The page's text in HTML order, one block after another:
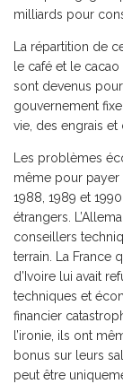
milliards pour
La répartition de
le café et le cacao
sont devenus
gouvernement
vie, des engrais
Les problèmes
même pour payer
1988, 1989 et
étrangers.
conseillers
terrain. La France
d’Ivoire lui avait
techniques et
financier
l’ironie, ils ont
bonus sur leurs
peut être